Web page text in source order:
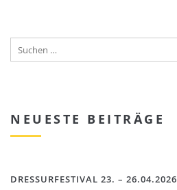
NEUESTE BEITRÄGE
DRESSURFESTIVAL 23. – 26.04.2026